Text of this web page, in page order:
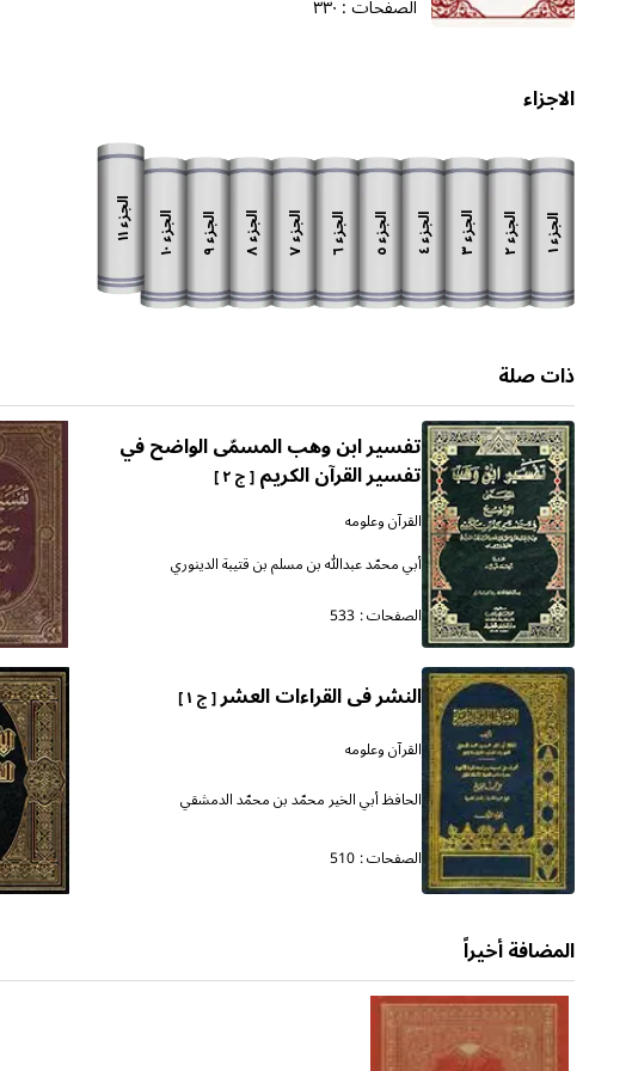
الصفحات : ٣٣٠
الاجزاء
الجزء
١
الجزء
٢
الجزء
٣
الجزء
٤
الجزء
٥
الجزء
٦
الجزء
٧
الجزء
٨
الجزء
٩
الجزء
١٠
الجزء
١١
ذات صلة
تفسير ابن وهب المسمّى الواضح في
تفسير القرآن الكريم[ ج ٢ ]
القرآن وعلومه
أبي محمّد عبدالله بن مسلم بن قتيبة الدينوري
الصفحات : 533
النشر فى القراءات العشر[ ج ١ ]
القرآن وعلومه
الحافظ أبي الخير محمّد بن محمّد الدمشقي
الصفحات : 510
المضافة أخيراً